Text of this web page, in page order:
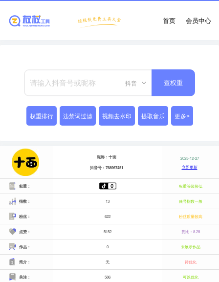
会员中心
首页
抖音 查权重
权重排行 违禁词过滤 视频去水印 提取音乐 更多>
昵称：十面
抖音号：768967451
2025-12-27
立即更新
权重： 权重等级较低
指数： 13 账号指数一般
粉丝： 622 粉丝质量较高
点赞： 5152 赞比：8.28
作品： 0 未展示作品
简介： 无 待优化
关注： 586 可以优化